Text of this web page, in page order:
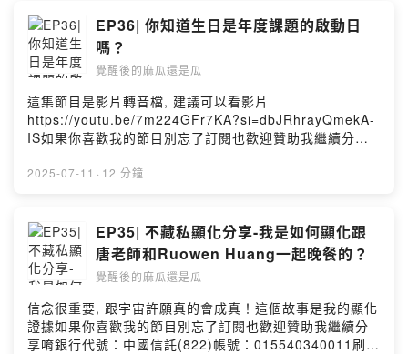
國信託(822)帳號：015540340011刷卡（台灣卡限定）
https://p.ecpay.com.tw/DEA8844PayPalhttps://paypal
.me/liujanet?country.x=TW&locale.x=zh_TW更多我的
日常可以到FB粉絲專業＆ IG：
https://www.facebook.com/見習生1
號-105046944570210/https://instagram.com/apprenti
ce_no1合作邀約：Liujane81@gmail.com我們終究是住
在地球上的人好好的把日子過好好好的體驗人生吧
Powered by Firstory Hosting
EP36| 你知道生日是年度課題的啟動日
嗎？
覺醒後的麻瓜還是瓜
這集節目是影片轉音檔, 建議可以看影片
https://youtu.be/7m224GFr7KA?si=dbJRhrayQmekA-
IS如果你喜歡我的節目別忘了訂閱也歡迎贊助我繼續分享
（台灣卡限定）
日常可以到FB粉絲專業＆ IG：
https://www.facebook.com/見習生1
號-105046944570210/https://instagram.com/apprenti
ce_no1?igshid=YmMyMTA2M2Y=合作邀約：
Liujane81@gmail.com我們終究是住在地球上的人好好的
把日子過好好好的體驗人生吧Powered by Firstory
Hosting
2025-07-11 · 12 分鐘
EP35| 不藏私顯化分享-我是如何顯化跟
唐老師和Ruowen Huang一起晚餐的？
覺醒後的麻瓜還是瓜
信念很重要, 跟宇宙許願真的會成真！這個故事是我的顯化
證據如果你喜歡我的節目別忘了訂閱也歡迎贊助我繼續分
享唷銀行代號：中國信託(822)帳號：015540340011刷卡